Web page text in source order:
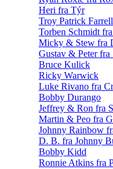
Heri fra Týr
Troy Patrick Farrell
Torben Schmidt
Micky & Stew fra
Gustav & Peter
Bruce Kulick
Ricky Warwick
Luke Rivano fra
Bobby Durango
Jeffrey & Ron fra
Martin & Peo fra
Johnny Rainbow
D. B. fra Johnny
Bobby Kidd
Ronnie Atkins fra